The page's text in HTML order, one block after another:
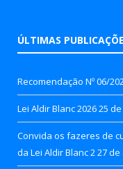
ÚLTIMAS
Recomendação Nº 06/
Lei Aldir Blanc 202625
Convida os fazeres de
da Lei Aldir Blanc 2 27 de